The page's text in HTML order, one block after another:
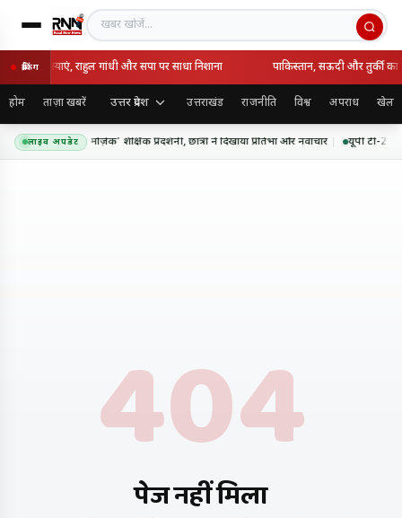
खबर खोजें
ब्रेकिंग
जनसमस्याएं, राहुल गांधी और सपा पर साधा निशाना पाकिस्तान, सऊदी और तुर्की का
होम ताज़ा खबरें उत्तर प्रदेश उत्तराखंड राजनीति विश्व अपराध खेल
लाइव अपडेट
में ‘माइंडफुल मोज़ेक’ शैक्षिक प्रदर्शनी, छात्रों ने दिखाया प्रतिभा और नवाचार यूपी टी-20
404
पेज नहीं मिला